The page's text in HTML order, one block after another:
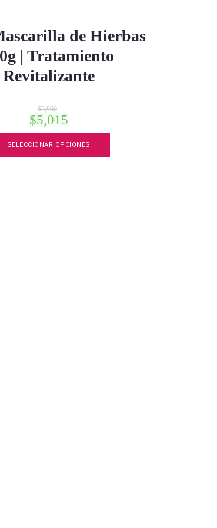
de Hierbas
| Tratamiento
Revitalizante
$5,900
$5,015
SELECCIONAR OPCIONES